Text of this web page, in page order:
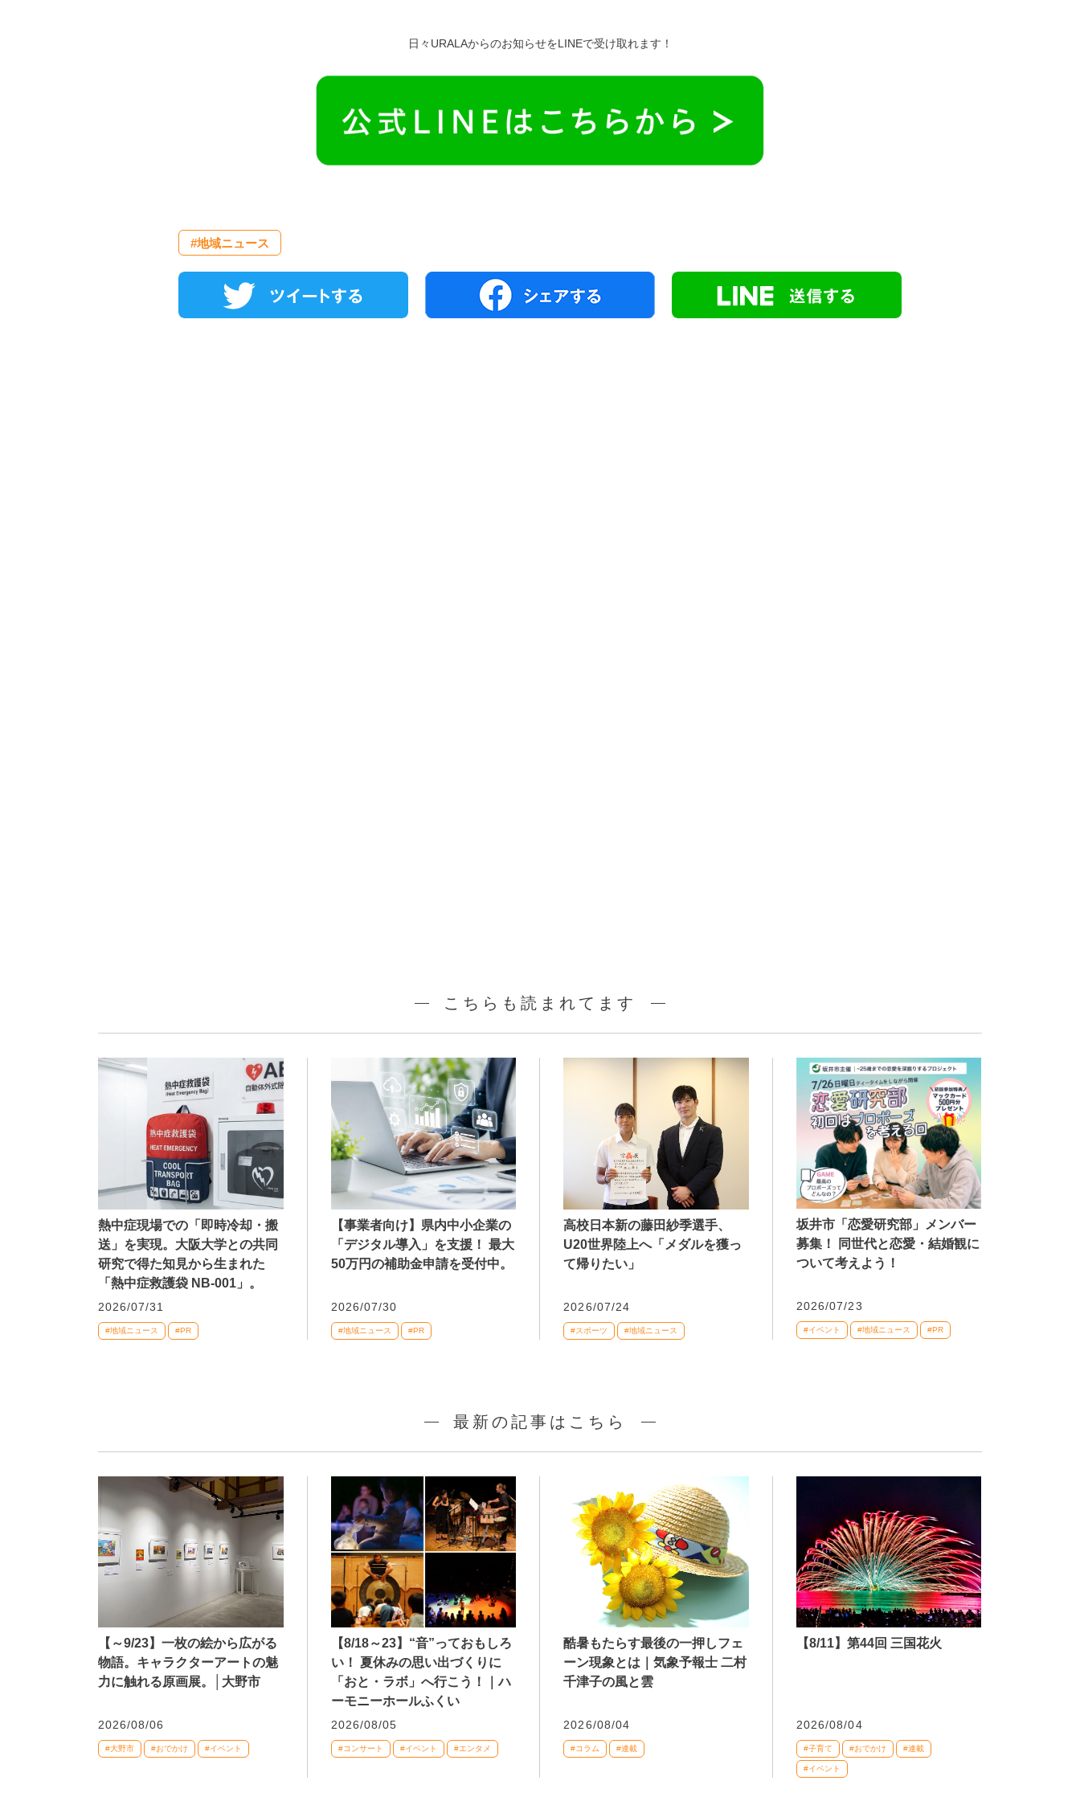
日々URALAからのお知らせをLINEで受け取れます！
#地域ニュース
こちらも読まれてます
熱中症現場での「即時冷却・搬
送」を実現。大阪大学との共同
研究で得た知見から生まれた
「熱中症救護袋 NB-001」。
2026/07/31
#地域ニュース #PR
【事業者向け】県内中小企業の
「デジタル導入」を支援！ 最大
50万円の補助金申請を受付中。
2026/07/30
#地域ニュース #PR
高校日本新の藤田紗季選手、
U20世界陸上へ「メダルを獲っ
て帰りたい」
2026/07/24
#スポーツ #地域ニュース
坂井市「恋愛研究部」メンバー
募集！ 同世代と恋愛・結婚観に
ついて考えよう！
2026/07/23
#イベント #地域ニュース #PR
最新の記事はこちら
【～9/23】一枚の絵から広がる
物語。キャラクターアートの魅
力に触れる原画展。│大野市
2026/08/06
#大野市 #おでかけ #イベント
【8/18～23】“音”っておもしろ
い！ 夏休みの思い出づくりに
「おと・ラボ」へ行こう！｜ハ
ーモニーホールふくい
2026/08/05
#コンサート #イベント #エンタメ
酷暑もたらす最後の一押しフェ
ーン現象とは｜気象予報士 二村
千津子の風と雲
2026/08/04
#コラム #連載
【8/11】第44回 三国花火
2026/08/04
#子育て #おでかけ #連載
#イベント